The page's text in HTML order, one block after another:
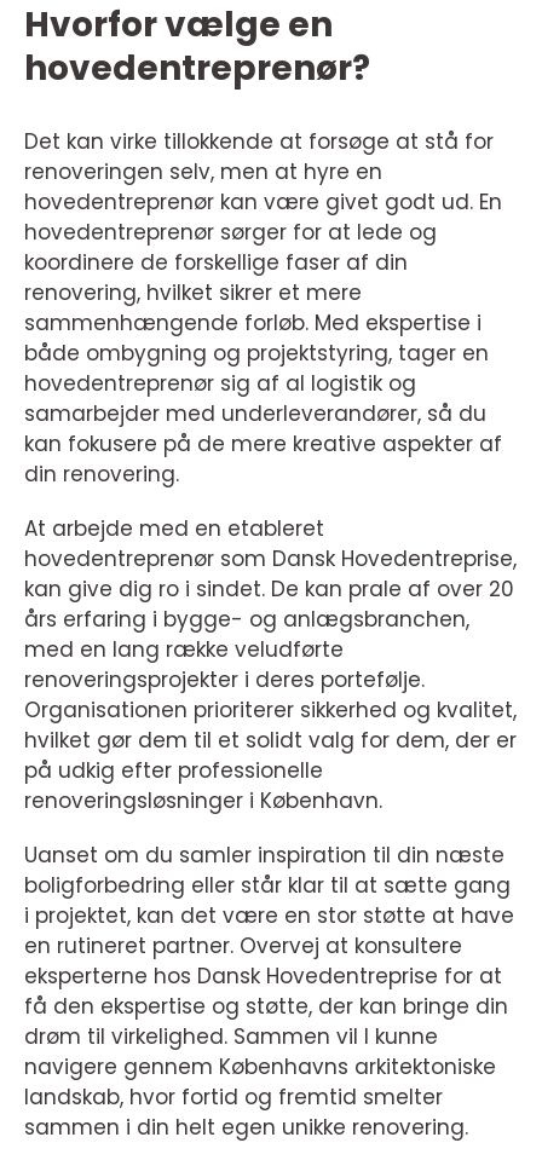
Hvorfor vælge en
hovedentreprenør?
Det kan virke tillokkende at forsøge at stå for
renoveringen selv, men at hyre en
hovedentreprenør kan være givet godt ud. En
hovedentreprenør sørger for at lede og
koordinere de forskellige faser af din
renovering, hvilket sikrer et mere
sammenhængende forløb. Med ekspertise i
både ombygning og projektstyring, tager en
hovedentreprenør sig af al logistik og
samarbejder med underleverandører, så du
kan fokusere på de mere kreative aspekter af
din renovering.
At arbejde med en etableret
hovedentreprenør som Dansk Hovedentreprise,
kan give dig ro i sindet. De kan prale af over 20
års erfaring i bygge- og anlægsbranchen,
med en lang række veludførte
renoveringsprojekter i deres portefølje.
Organisationen prioriterer sikkerhed og kvalitet,
hvilket gør dem til et solidt valg for dem, der er
på udkig efter professionelle
renoveringsløsninger i København.
Uanset om du samler inspiration til din næste
boligforbedring eller står klar til at sætte gang
i projektet, kan det være en stor støtte at have
en rutineret partner. Overvej at konsultere
eksperterne hos Dansk Hovedentreprise for at
få den ekspertise og støtte, der kan bringe din
drøm til virkelighed. Sammen vil I kunne
navigere gennem Københavns arkitektoniske
landskab, hvor fortid og fremtid smelter
sammen i din helt egen unikke renovering.